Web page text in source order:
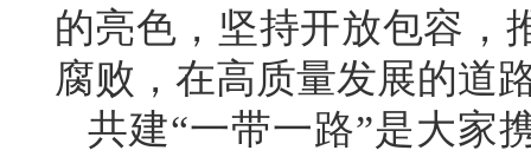
的亮色，坚持开放包容，
腐败，在高质量发展的道
共建“一带一路”是大家